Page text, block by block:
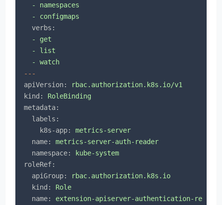
-
namespaces
-
configmaps
verbs:
-
get
-
list
-
watch
---
apiVersion:
rbac.authorization.k8s.io/v1
kind:
RoleBinding
metadata:
labels:
k8s-app:
metrics-server
name:
metrics-server-auth-reader
namespace:
kube-system
roleRef:
apiGroup:
rbac.authorization.k8s.io
kind:
Role
name:
extension-apiserver-authentication-reader